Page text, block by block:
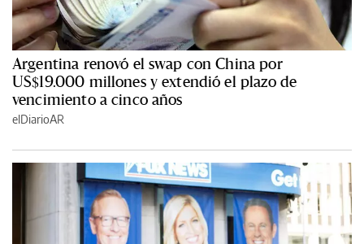
Argentina renovó el swap con China por
US$19.000 millones y extendió el plazo de
vencimiento a cinco años
elDiarioAR